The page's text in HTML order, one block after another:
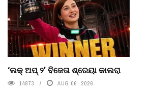
‘ଲକ୍ ଅପ୍ ୨’ ବିଜେତା ଶ୍ରେୟା କାଲରା
14873 AUG 06, 2026